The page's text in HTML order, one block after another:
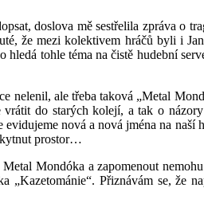
doslova mě sestřelila zpráva o
že mezi kolektivem hráčů byli i
tohle téma na čistě hudební
nelenil, ale třeba taková „Metal
do starých kolejí, a tak o
nová a nová jména na
prostor…
Mondóka a zapomenout
Přiznávám se, že